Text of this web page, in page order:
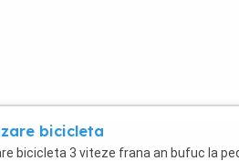
bicicleta
bicicleta 3 viteze frana an bufuc la